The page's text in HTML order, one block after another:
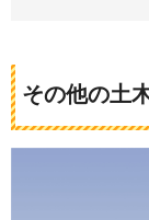
その他の土